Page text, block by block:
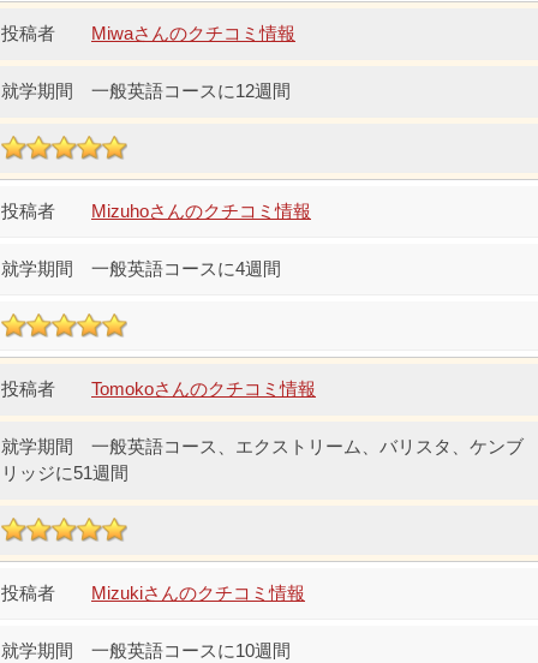
Miwaさんのクチコミ情報
一般英語コースに12週間
Mizuhoさんのクチコミ情報
一般英語コースに4週間
Tomokoさんのクチコミ情報
一般英語コース、エクストリーム、バリスタ、ケンブ
リッジに51週間
Mizukiさんのクチコミ情報
一般英語コースに10週間